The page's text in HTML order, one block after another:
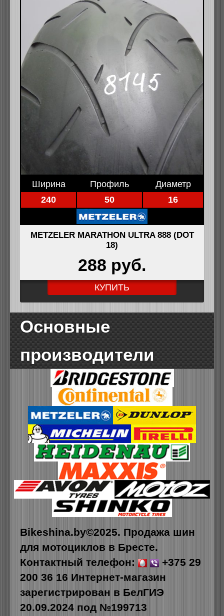
Ширина
240
Профиль
50
Диаметр
16
METZELER MARATHON ULTRA 888 (DOT
18)
288 pуб.
КУПИТЬ
Основные
производители
Bikeshina.by©2025. Продажа шин
для мотоциклов в Бресте.
Контактный телефон:
+375 29
200 36 16 Интернет-магазин
зарегистрирован в БелГИЭ
20.09.2024 под №199713